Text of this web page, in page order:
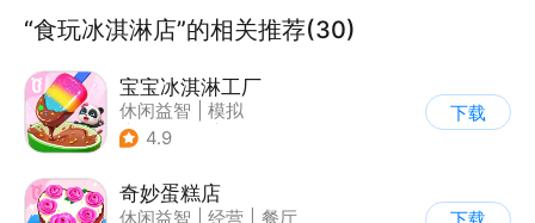
“食玩冰淇淋店”的相关推荐(30)
宝宝冰淇淋工厂
休闲益智
模拟
| 宝宝巴士
4.9
下载
奇妙蛋糕店
休闲益智 经营
餐厅